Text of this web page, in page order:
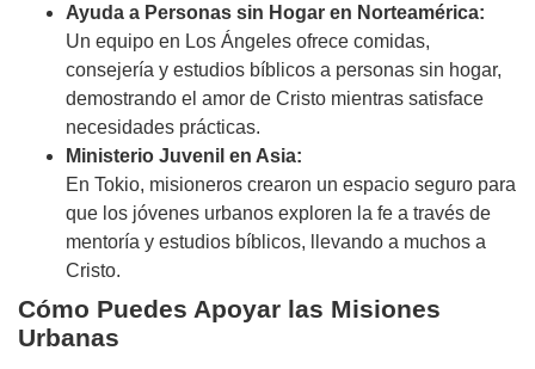
Ayuda a Personas sin Hogar en Norteamérica:
Un equipo en Los Ángeles ofrece comidas,
consejería y estudios bíblicos a personas sin hogar,
demostrando el amor de Cristo mientras satisface
necesidades prácticas.
Ministerio Juvenil en Asia:
En Tokio, misioneros crearon un espacio seguro para
que los jóvenes urbanos exploren la fe a través de
mentoría y estudios bíblicos, llevando a muchos a
Cristo.
Cómo Puedes Apoyar las Misiones
Urbanas